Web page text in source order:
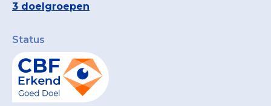
3 doelgroepen
Status